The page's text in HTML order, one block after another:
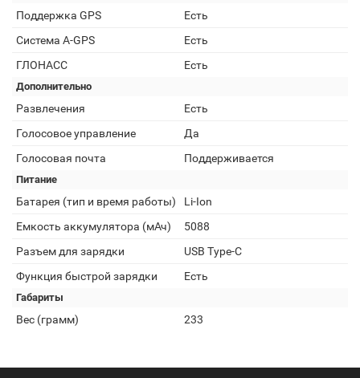
Поддержка GPS
Есть
Cистема A-GPS
Есть
ГЛОНАСС
Есть
Дополнительно
Развлечения
Есть
Голосовое управление
Да
Голосовая почта
Поддерживается
Питание
Батарея (тип и время работы)
Li-Ion
Емкость аккумулятора (мАч)
5088
Разъем для зарядки
USB Type-C
Функция быстрой зарядки
Есть
Габариты
Вес (грамм) 233